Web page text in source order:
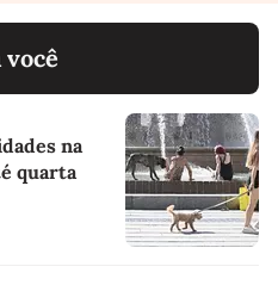
você
na
quarta